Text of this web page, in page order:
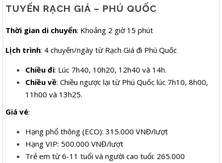
TUYẾN RẠCH GIÁ – PHÚ QUỐC
Thời gian di chuyển: Khoảng 2 giờ 15 phút
Lịch trình: 4 chuyến/ngày từ Rạch Giá đi Phú Quốc
Chiều đi: Lúc 7h40, 10h20, 12h40 và 14h.
Chiều về: Chiều ngược lại từ Phú Quốc lúc 7h10, 8h00,
11h00 và 13h25.
Giá vé:
Hạng phổ thông (ECO): 315.000 VNĐ/lượt
Hạng VIP: 500.000 VNĐ/lượt
Trẻ em từ 6-11 tuổi và người cao tuổi: 265.000